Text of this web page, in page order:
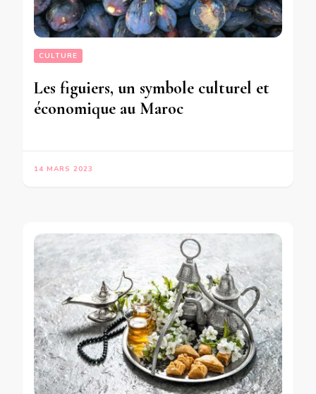
CULTURE
Les figuiers, un symbole culturel et
économique au Maroc
14 MARS 2023